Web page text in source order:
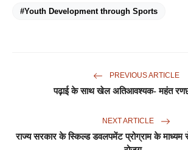
#Youth Development through Sports
PREVIOUS ARTICLE
पढ़ाई के साथ खेल अतिआवश्यक- महंत
NEXT ARTICLE
राज्य सरकार के स्किल्ड डवलपमेंट प्रोग्राम के माध्यम